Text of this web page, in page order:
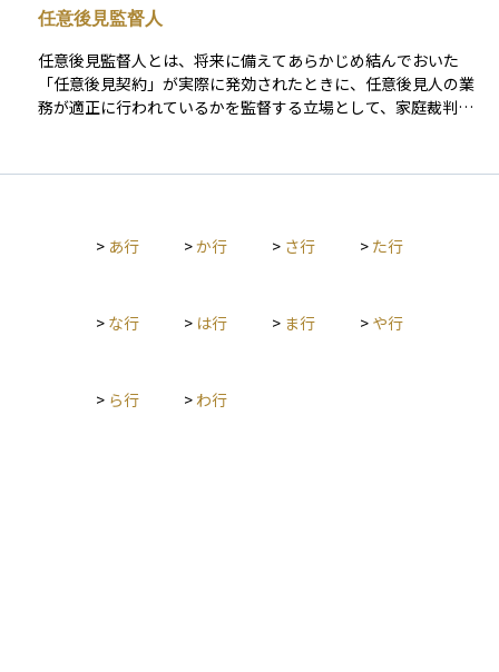
については、準委任契約として位置づけられます。 委任契約
良な管理者として注意義務）を負い、契約内容に基づいて適切
に業務を遂行することが求められます。また、原則として、当
事者はいつでも契約を解除することが可能ですが、その解除に
す。 任意後見人の業務は、日常の金銭管理や契約手続き、介護
サービスの手配、不動産の管理など多岐にわたり、本人の意思
を尊重しつつ、その権利や生活を守ることが求められます。家
族や専門職（司法書士・弁護士など）が任命されることが多
く、安心して老後を迎えるための備えとして注目されている制
任意後見監督人
任意後見監督人とは、将来に備えてあらかじめ結んでおいた
「任意後見契約」が実際に発効されたときに、任意後見人の業
務が適正に行われているかを監督する立場として、家庭裁判所
意後見人だけでは不正やミスが起きるおそれがあるため、それ
告を行いながら、任意後見人の活動を見守ります。資産管理や
となります。
> あ行 >か行 > さ行 > た行
> な行 > は行 > ま行 > や行
> ら行 > わ行